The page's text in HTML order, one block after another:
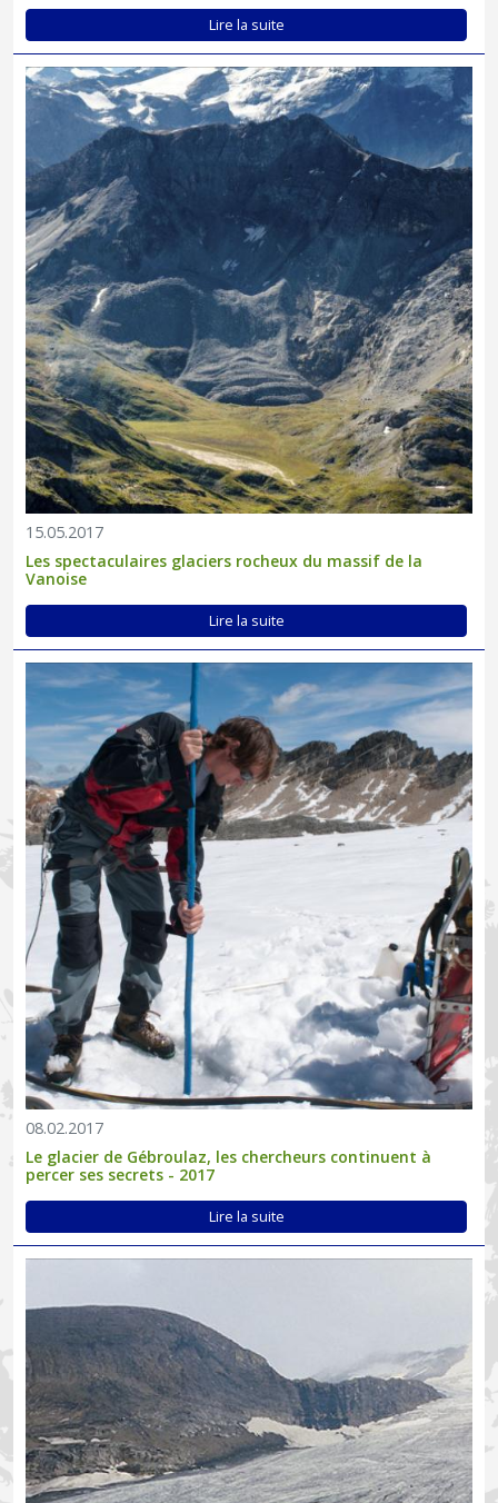
Lire la suite
Le massif de la Vanoise abrite les glaciers rocheux les plus élevés
des Alpes françaises...
15.05.2017
Les spectaculaires glaciers rocheux du massif de la
Vanoise
Lire la suite
Suivis scientifiques, histoire et perspectives d'évolution du glacier
de Gébroulaz...
08.02.2017
Le glacier de Gébroulaz, les chercheurs continuent à
percer ses secrets - 2017
Lire la suite
Les glaciers, marqueurs locaux des impacts du changement
climatique global